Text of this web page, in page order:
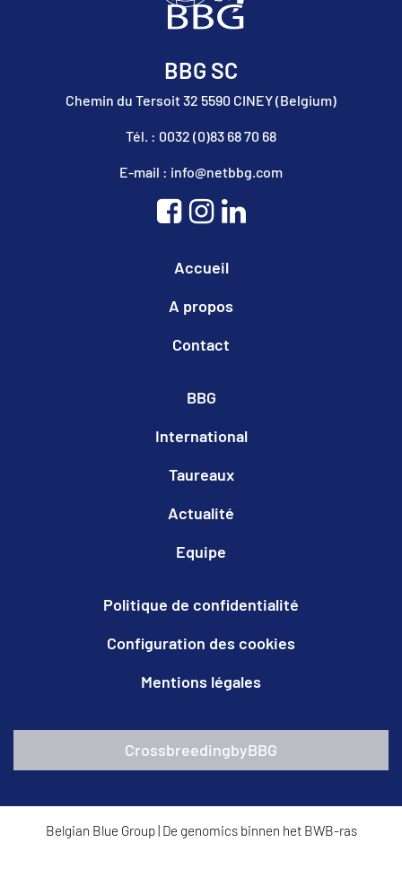
BBG SC
Chemin du Tersoit 32 5590 CINEY (Belgium)
Tél. : 0032 (0)83 68 70 68
E-mail : info@netbbg.com
Accueil
A propos
Contact
BBG
International
Taureaux
Actualité
Equipe
Politique de confidentialité
Configuration des cookies
Mentions légales
CrossbreedingbyBBG
Belgian Blue Group| De genomics binnen het BWB-ras